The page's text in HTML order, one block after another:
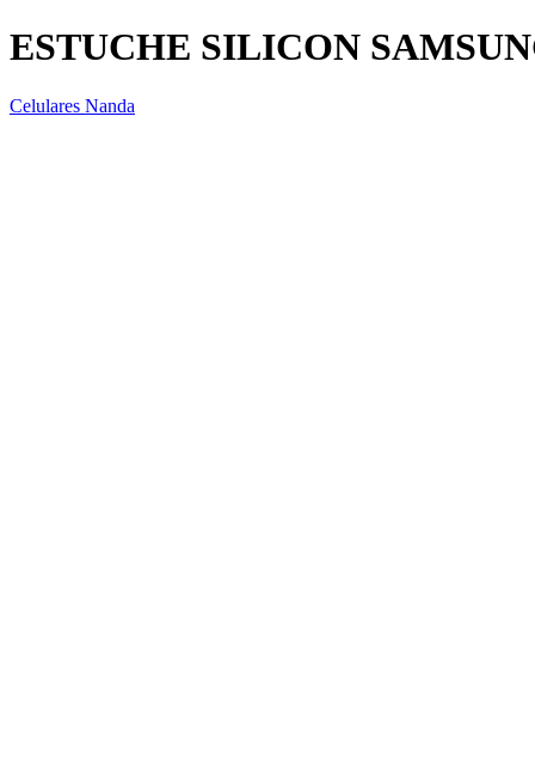
ESTUCHE SILICON
Celulares Nanda